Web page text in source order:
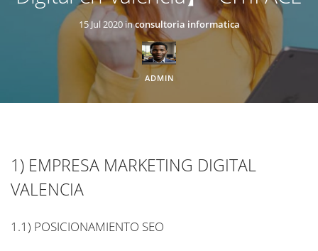
15 Jul 2020 inconsultoria informatica
ADMIN
1) EMPRESA MARKETING DIGITAL
VALENCIA
1.1) POSICIONAMIENTO SEO